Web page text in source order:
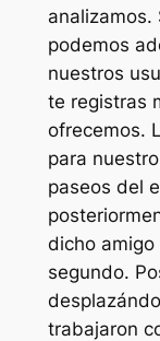
analizamos.
podemos
nuestros
te registras
ofrecemos.
para
paseos del
dicho
segundo.
trabajaron